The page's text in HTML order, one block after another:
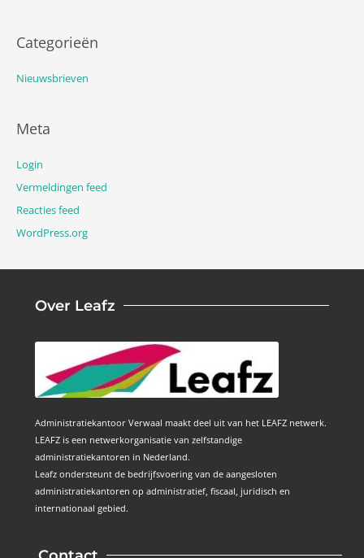
Categorieën
Nieuwsbrieven
Meta
Login
Vermeldingen feed
Reacties feed
WordPress.org
Over Leafz
Administratiekantoor Verwaal maakt deel uit van het LEAFZ netwerk.
LEAFZ is een netwerkorganisatie van zelfstandige
administratiekantoren in Nederland.
Leafz ondersteunt de bedrijfsvoering van de aangesloten
administratiekantoren op administratief, fiscaal, juridisch en
internationaal gebied.